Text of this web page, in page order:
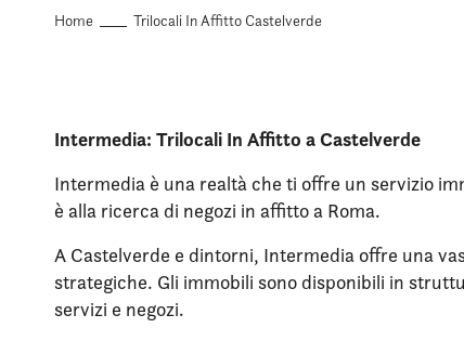
Home Trilocali In Affitto Castelverde
Intermedia: Trilocali In Affitto a Castelverde
Intermedia è una realtà che ti offre un servizio
è alla ricerca di negozi in affitto a Roma.
A Castelverde e dintorni, Intermedia offre una
strategiche. Gli immobili sono disponibili in
servizi e negozi.